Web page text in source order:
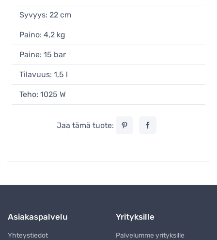
Syvyys: 22 cm
Paino: 4,2 kg
Paine: 15 bar
Tilavuus: 1,5 l
Teho: 1025 W
Jaa tämä tuote:
Asiakaspalvelu
Yhteystiedot
Yrityksille
Palvelumme yrityksille